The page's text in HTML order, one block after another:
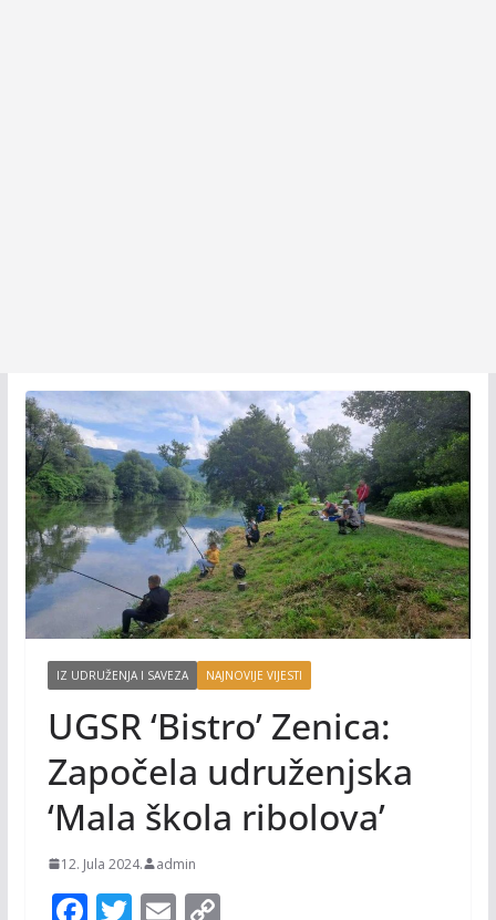
IZ UDRUŽENJA I SAVEZA NAJNOVIJE VIJESTI
UGSR ‘Bistro’ Zenica:
Započela udruženjska
‘Mala škola ribolova’
12. Jula 2024. admin
F T E C